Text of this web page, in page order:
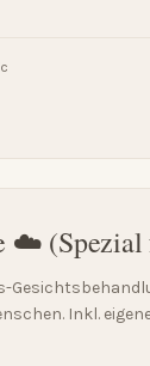
☁️ (Spezial
Inkl.